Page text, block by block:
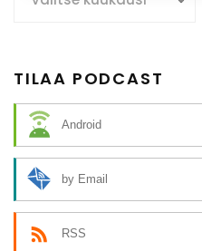
TILAA PODCAST
Android
by Email
RSS